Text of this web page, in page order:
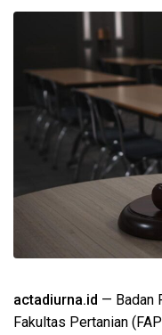
actadiurna.id — Badan
Fakultas Pertanian